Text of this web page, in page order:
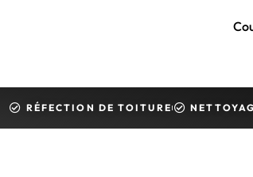
RÉFECTION DE TOITURE